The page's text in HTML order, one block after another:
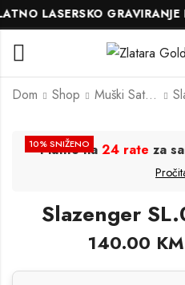
LASERSKO GRAVIRANJE
Dom Shop Muški Satovi
10% SNIŽENO
Platite na 24 rate za
Slazenger
140.00 KM